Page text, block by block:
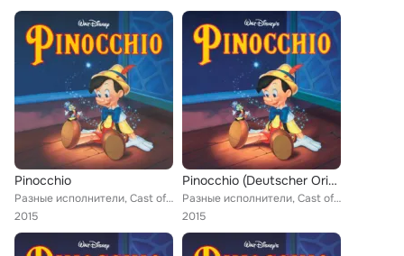
Pinocchio
Разные исполнители, Cast of Pinocchio, Christiane Legrand, Leigh Harline, Chorus of Pinocchio, Paul J. Smith, Jean Lussac, Rees,...
2015
Pinocchio (Deutscher Original Film-Soundtrack)
Разные исполнители, Cast of Pinocchio, Georg Thomalla, Leigh Harline, Paul J. Smith, Chorus of Pinocchio, Rees, Ned Washington
2015